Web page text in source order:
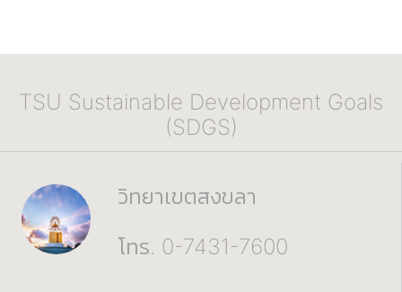
TSU Sustainable Development Goals
(SDGS)
วิทยาเขตสงขลา
โทร. 0-7431-7600